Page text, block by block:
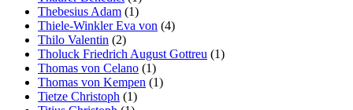
Thebesius Adam (1)
Thiele-Winkler Eva von (4)
Thilo Valentin (2)
Tholuck Friedrich August Gottreu (1)
Thomas von Celano (1)
Thomas von Kempen (1)
Tietze Christoph (1)